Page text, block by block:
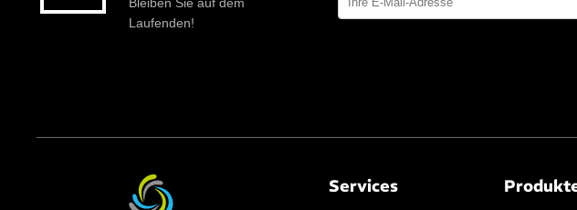
Bleiben Sie auf dem
Laufenden!
Services